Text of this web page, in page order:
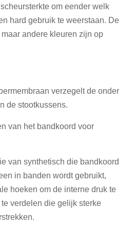
om eender welk
hard gebruik te weerstaan. De
andere kleuren zijn op
verzegelt de onder
de stootkussens.
van het bandkoord voor
van synthetisch die bandkoord
in banden wordt gebruikt,
hoeken om de interne druk te
verdelen die gelijk sterke